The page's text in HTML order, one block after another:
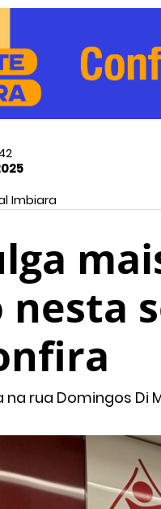
Imbiara
rua Domingos Di